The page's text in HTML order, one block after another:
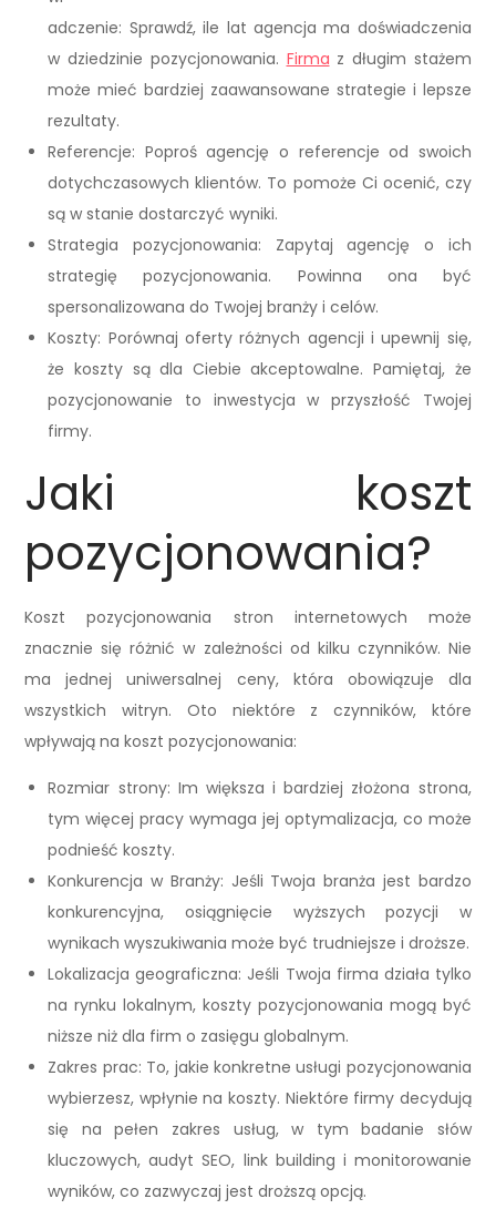
adczenie: Sprawdź, ile lat agencja ma doświadczenia
w dziedzinie pozycjonowania. Firma z długim stażem
może mieć bardziej zaawansowane strategie i lepsze
rezultaty.
Referencje: Poproś agencję o referencje od swoich
dotychczasowych klientów. To pomoże Ci ocenić, czy
są w stanie dostarczyć wyniki.
Strategia pozycjonowania: Zapytaj agencję o ich
strategię pozycjonowania. Powinna ona być
spersonalizowana do Twojej branży i celów.
Koszty: Porównaj oferty różnych agencji i upewnij się,
że koszty są dla Ciebie akceptowalne. Pamiętaj, że
pozycjonowanie to inwestycja w przyszłość Twojej
firmy.
Jaki koszt
pozycjonowania?
Koszt pozycjonowania stron internetowych może
znacznie się różnić w zależności od kilku czynników. Nie
ma jednej uniwersalnej ceny, która obowiązuje dla
wszystkich witryn. Oto niektóre z czynników, które
wpływają na koszt pozycjonowania:
Rozmiar strony: Im większa i bardziej złożona strona,
tym więcej pracy wymaga jej optymalizacja, co może
podnieść koszty.
Konkurencja w Branży: Jeśli Twoja branża jest bardzo
konkurencyjna, osiągnięcie wyższych pozycji w
wynikach wyszukiwania może być trudniejsze i droższe.
Lokalizacja geograficzna: Jeśli Twoja firma działa tylko
na rynku lokalnym, koszty pozycjonowania mogą być
niższe niż dla firm o zasięgu globalnym.
Zakres prac: To, jakie konkretne usługi pozycjonowania
wybierzesz, wpłynie na koszty. Niektóre firmy decydują
się na pełen zakres usług, w tym badanie słów
kluczowych, audyt SEO, link building i monitorowanie
wyników, co zazwyczaj jest droższą opcją.